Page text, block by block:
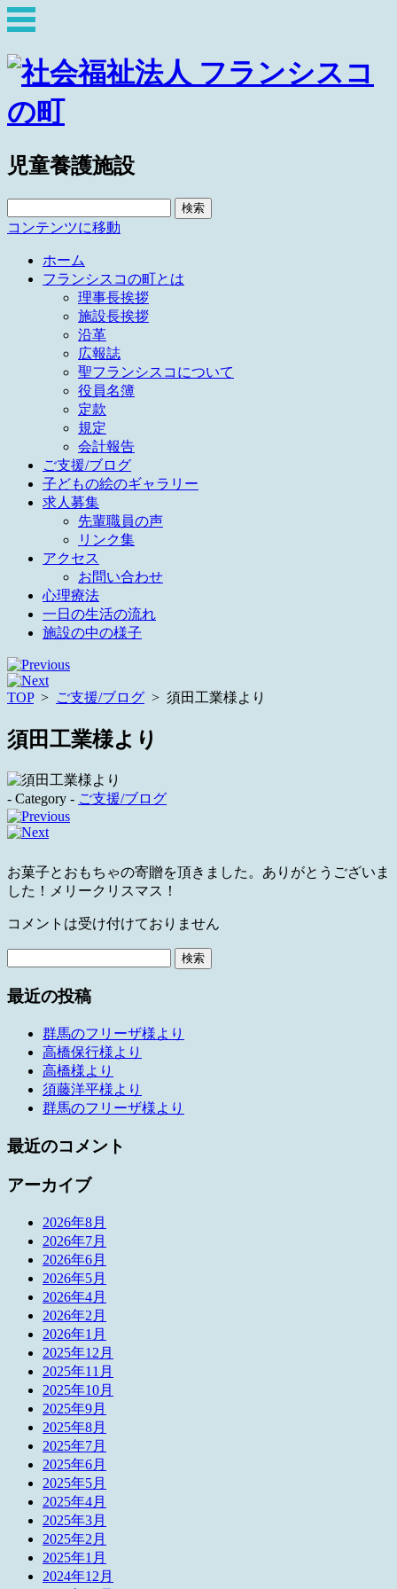
児童養護施設
索:
コンテンツに移動
ホーム
フランシスコの町とは
理事長挨拶
施設長挨拶
沿革
広報誌
聖フランシスコについて
役員名簿
定款
規定
会計報告
ご支援/ブログ
子どもの絵のギャラリー
求人募集
先輩職員の声
リンク集
アクセス
お問い合わせ
心理療法
一日の生活の流れ
施設の中の様子
TOP> ご支援/ブログ > 須田工業様より
須田工業様より
- Category - ご支援/ブログ
お菓子とおもちゃの寄贈を頂きました。ありがとうございま
した！メリークリスマス！
コメントは受け付けておりません
最近の投稿
群馬のフリーザ様より
高橋保行様より
高橋様より
須藤洋平様より
群馬のフリーザ様より
最近のコメント
アーカイブ
2026年8月
2026年7月
2026年6月
2026年5月
2026年4月
2026年2月
2026年1月
2025年12月
2025年11月
2025年10月
2025年9月
2025年8月
2025年7月
2025年6月
2025年5月
2025年4月
2025年3月
2025年2月
2025年1月
2024年12月